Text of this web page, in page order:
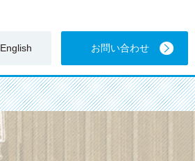
English お問い合わせ